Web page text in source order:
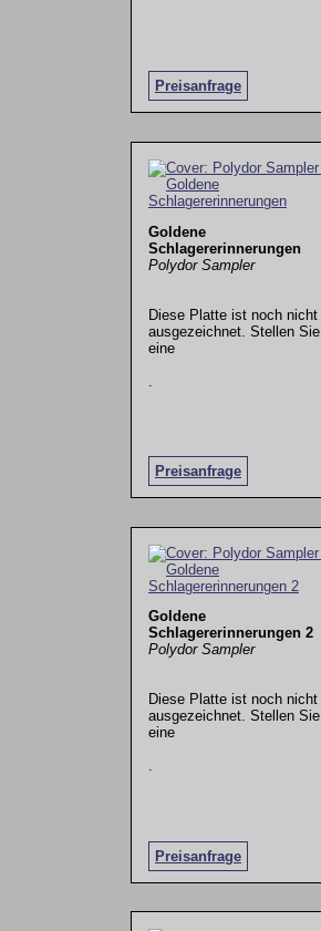
Preisanfrage
Goldene
Schlagererinnerungen
Polydor Sampler
Diese Platte ist noch nicht
ausgezeichnet. Stellen Sie
eine
Preisanfrage
Goldene
Schlagererinnerungen 2
Polydor Sampler
Diese Platte ist noch nicht
ausgezeichnet. Stellen Sie
eine
Preisanfrage
.